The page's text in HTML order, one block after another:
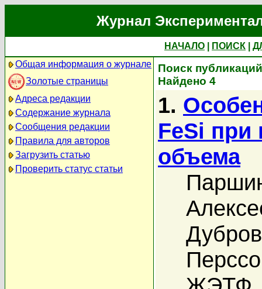
Журнал
НАЧАЛО ПОИСК
Общая информация о журнале
Золотые страницы
Адреса редакции
Содержание журнала
Сообщения редакции
Правила для авторов
Загрузить статью
Проверить статус статьи
Поиск
Найдено 4
1.
FeSi при
объема